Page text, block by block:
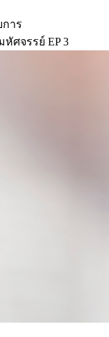
การ
ศจรรย์ EP 3